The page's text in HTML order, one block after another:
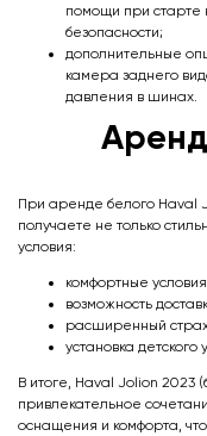
помощи при старте
безопасности;
дополнительные
камера заднего
давления в шинах.
При аренде белого Haval
получаете не только
условия:
комфортные
возможность
расширенный
установка
В итоге, Haval Jolion 2023
привлекательное
оснащения и комфорта,